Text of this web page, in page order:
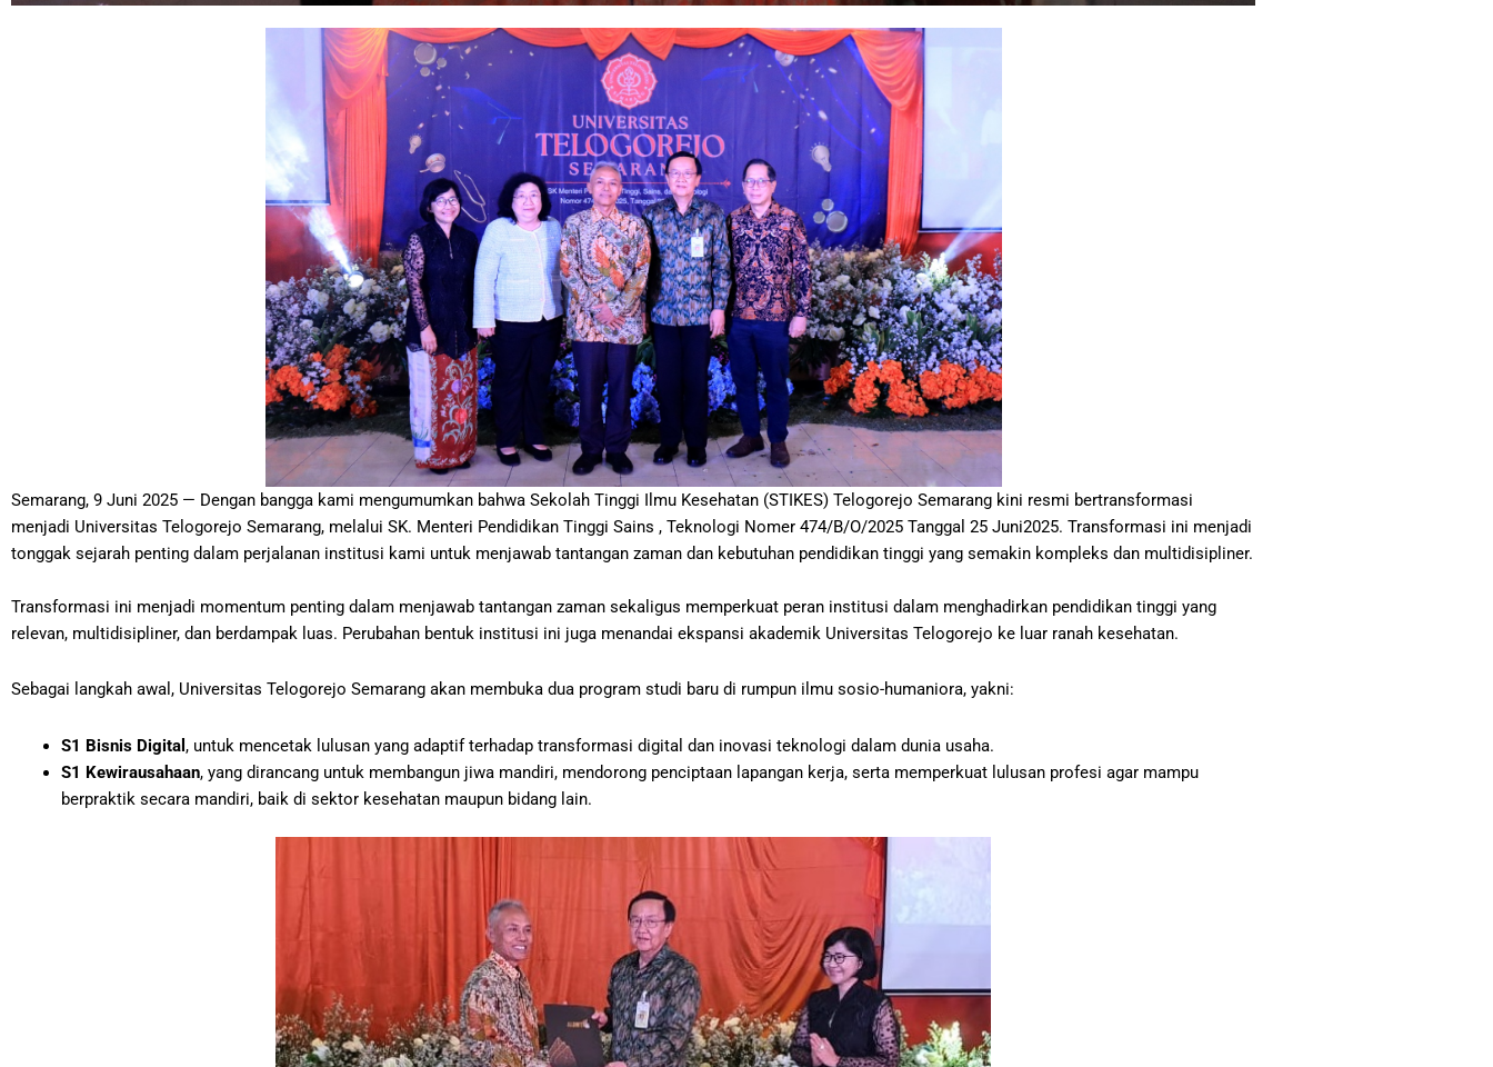
Semarang, 9 Juni 2025 — Dengan bangga kami mengumumkan bahwa Sekolah Tinggi Ilmu Kesehatan (STIKES) Telogorejo Semarang kini resmi bertransformasi
menjadi Universitas Telogorejo Semarang, melalui SK. Menteri Pendidikan Tinggi Sains , Teknologi Nomer 474/B/O/2025 Tanggal 25 Juni2025. Transformasi ini menjadi
tonggak sejarah penting dalam perjalanan institusi kami untuk menjawab tantangan zaman dan kebutuhan pendidikan tinggi yang semakin kompleks dan multidisipliner.
Transformasi ini menjadi momentum penting dalam menjawab tantangan zaman sekaligus memperkuat peran institusi dalam menghadirkan pendidikan tinggi yang
relevan, multidisipliner, dan berdampak luas. Perubahan bentuk institusi ini juga menandai ekspansi akademik Universitas Telogorejo ke luar ranah kesehatan.
Sebagai langkah awal, Universitas Telogorejo Semarang akan membuka dua program studi baru di rumpun ilmu sosio-humaniora, yakni:
S1 Bisnis Digital , untuk mencetak lulusan yang adaptif terhadap transformasi digital dan inovasi teknologi dalam dunia usaha.
S1 Kewirausahaan, yang dirancang untuk membangun jiwa mandiri, mendorong penciptaan lapangan kerja, serta memperkuat lulusan profesi agar mampu
berpraktik secara mandiri, baik di sektor kesehatan maupun bidang lain.